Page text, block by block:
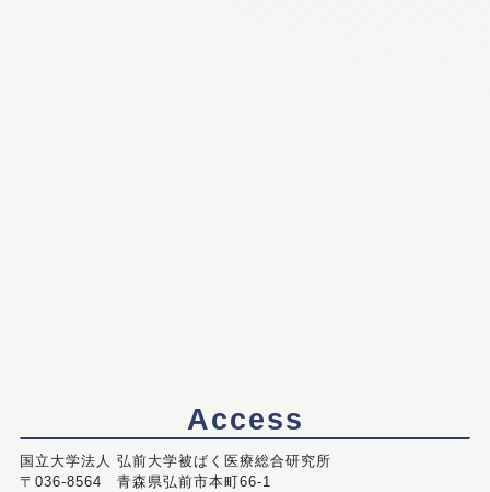
Access
国立大学法人 弘前大学被ばく医療総合研究所
〒036-8564 青森県弘前市本町66-1